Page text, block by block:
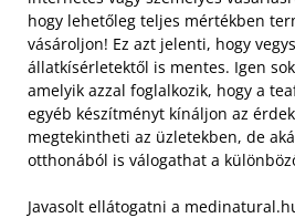
hogy lehetőleg teljes mértékben
vásároljon! Ez azt jelenti, hogy
állatkísérletektől is mentes. Igen
amelyik azzal foglalkozik, hogy a
egyéb készítményt kínáljon az
megtekintheti az üzletekben, de
otthonából is válogathat a
Javasolt ellátogatni a